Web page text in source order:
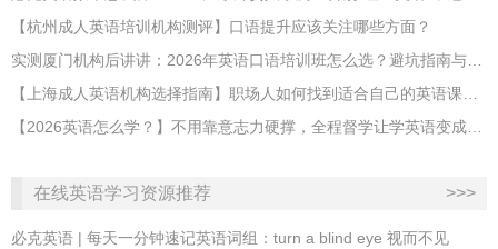
【杭州成人英语培训机构测评】口语提升应该关注哪些方面？
实测厦门机构后讲讲：2026年英语口语培训班怎么选？避坑指南与高效学习新范式
【上海成人英语机构选择指南】职场人如何找到适合自己的英语课程？
【2026英语怎么学？】不用靠意志力硬撑，全程督学让学英语变成日常习惯
在线英语学习资源推荐 >>>
必克英语 | 每天一分钟速记英语词组：turn a blind eye 视而不见